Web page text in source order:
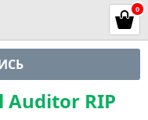
0
Auditor RIP